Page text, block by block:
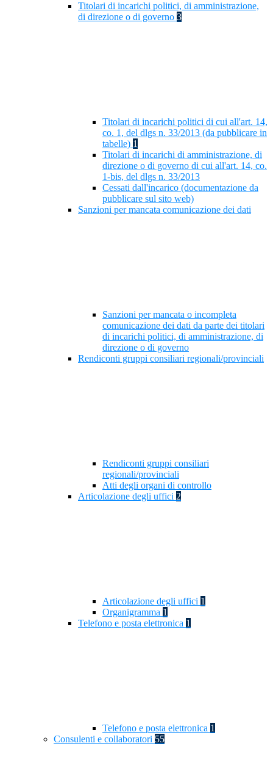
Titolari di incarichi politici, di amministrazione,
di direzione o di governo 3
Titolari di incarichi politici di cui all'art. 14,
co. 1, del dlgs n. 33/2013 (da pubblicare in
tabelle) 1
Titolari di incarichi di amministrazione, di
direzione o di governo di cui all'art. 14, co.
1-bis, del dlgs n. 33/2013
Cessati dall'incarico (documentazione da
pubblicare sul sito web)
Sanzioni per mancata comunicazione dei dati
Sanzioni per mancata o incompleta
comunicazione dei dati da parte dei titolari
di incarichi politici, di amministrazione, di
direzione o di governo
Rendiconti gruppi consiliari regionali/provinciali
Rendiconti gruppi consiliari
regionali/provinciali
Atti degli organi di controllo
Articolazione degli uffici 2
Articolazione degli uffici 1
Organigramma 1
Telefono e posta elettronica 1
Telefono e posta elettronica 1
Consulenti e collaboratori 55